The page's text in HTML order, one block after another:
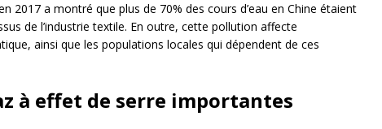
2017 a montré que plus de 70% des cours d’eau en Chine étaient
de l’industrie textile. En outre, cette pollution affecte
ainsi que les populations locales qui dépendent de ces
à effet de serre importantes